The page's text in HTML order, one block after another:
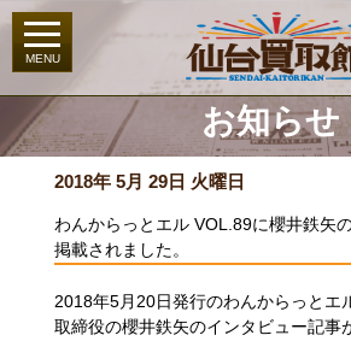
お知らせ
2018年 5月 29日 火曜日
わんからっとエル VOL.89に櫻井鉄矢
掲載されました。
2018年5月20日発行のわんからっとエ
取締役の櫻井鉄矢のインタビュー記事